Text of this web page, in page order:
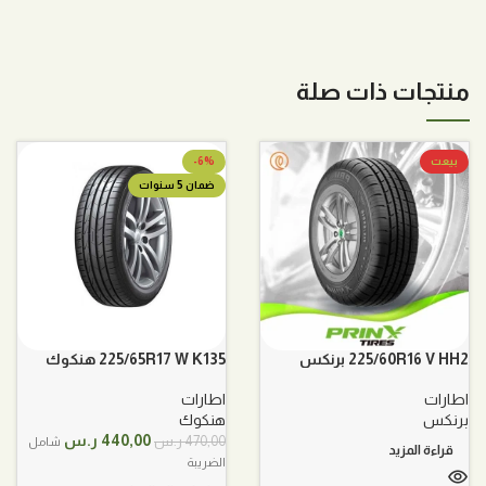
منتجات ذات صلة
بيعت
225/60R16 V HH2 برنكس
اطارات
برنكس
قراءة المزيد
-6%
ضمان 5 سنوات
225/65R17 W K135 هنكوك
اطارات
هنكوك
470,00ر.س السعر
440,00 ر.س السعر
شامل
الضريبة